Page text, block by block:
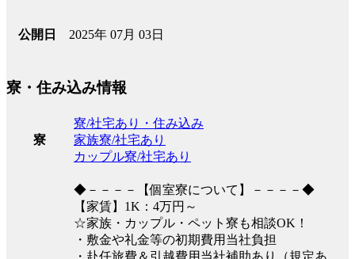
公開日 2025年 07月 03日
寮・住み込み情報
寮
寮/社宅あり・住み込み
家族寮/社宅あり
カップル寮/社宅あり
◆－－－－【個室寮について】－－－－◆
【家賃】1K：4万円～
☆家族・カップル・ペット寮も相談OK！
・敷金や礼金等の初期費用当社負担